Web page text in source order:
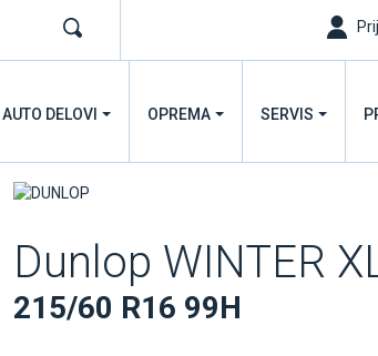
AUTO DELOVI OPREMA SERVIS
Dunlop WINTER
215/60 R16 99H